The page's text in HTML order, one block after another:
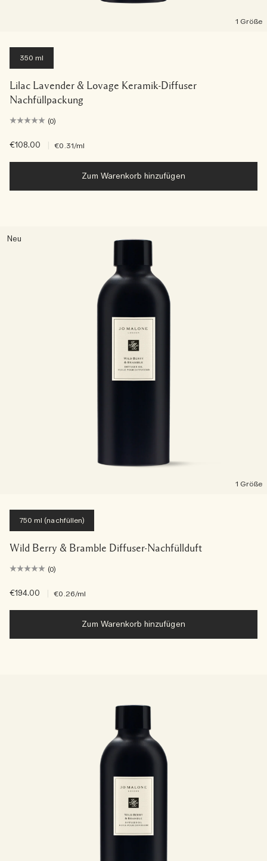
1 Größe
350 ml
Lilac Lavender & Lovage Keramik-Diffuser
Nachfüllpackung
(0)
€108.00 €0.31/ml
Zum Warenkorb hinzufügen
Neu
1 Größe
750 ml (nachfüllen)
Wild Berry & Bramble Diffuser-Nachfüllduft
(0)
€194.00 €0.26/ml
Zum Warenkorb hinzufügen